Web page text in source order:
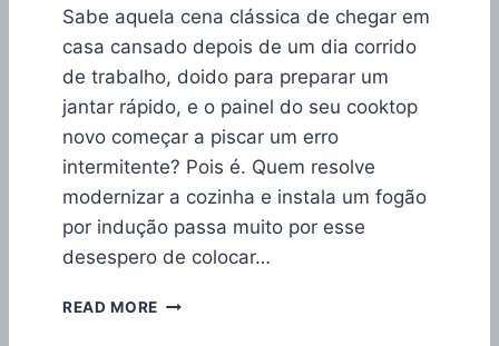
A
I
Z
O
A
I
N
D
C
Sabe aquela cena clássica de chegar em
casa cansado depois de um dia corrido
de trabalho, doido para preparar um
jantar rápido, e o painel do seu cooktop
novo começar a piscar um erro
intermitente? Pois é. Quem resolve
modernizar a cozinha e instala um fogão
por indução passa muito por esse
desespero de colocar…
READ MORE